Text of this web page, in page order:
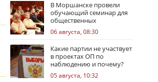
В Моршанске провели
обучающий семинар для
общественных
наблюдателей
06 августа, 08:30
Какие партии не участвует
в проектах ОП по
наблюдению и почему?
05 августа, 10:32